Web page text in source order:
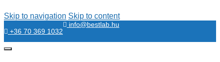
Skip to navigation Skip to content
+36 70 369 1032
info@bestlab.hu